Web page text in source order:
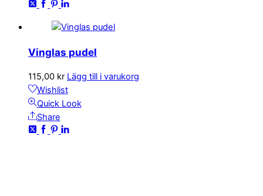
Vinglas pudel
115,00 kr Lägg till i varukorg
Wishlist
Quick Look
Share